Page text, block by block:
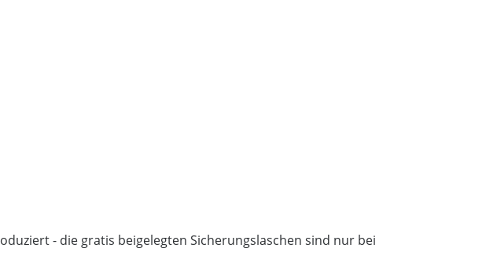
- die gratis beigelegten Sicherungslaschen sind nur bei